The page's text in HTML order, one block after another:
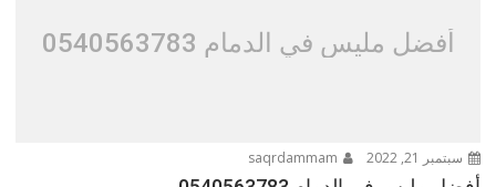
أفضل مليس في الدمام 0540563783
سبتمبر 21, 2022